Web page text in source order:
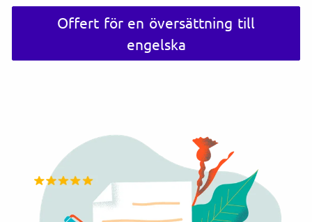
Offert för en översättning till
engelska